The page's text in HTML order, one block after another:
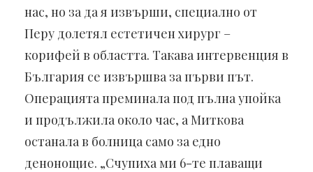
нас, но за да я извърши, специално от
Перу долетял естетичен хирург –
корифей в областта. Такава интервенция в
България се извършва за първи път.
Операцията преминала под пълна упойка
и продължила около час, а Миткова
останала в болница само за едно
денонощие. „Счупиха ми 6-те плаващи